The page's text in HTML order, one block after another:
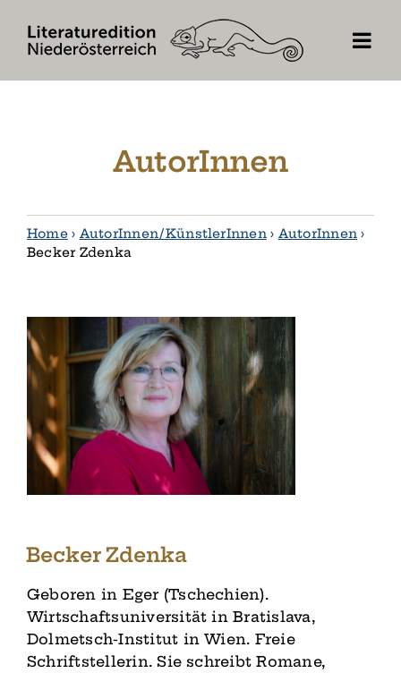
content
AutorInnen
Home› AutorInnen / KünstlerInnen› AutorInnen ›
Becker Zdenka
Becker Zdenka
Geboren in Eger (Tschechien).
Wirtschaftsuniversität in Bratislava,
Dolmetsch-Institut in Wien. Freie
Schriftstellerin. Sie schreibt Romane,